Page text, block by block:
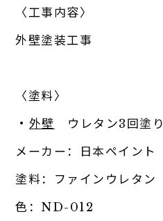
〈工事内容〉
外壁塗装工事
〈塗料〉
・ 外壁 ウレタン3回塗り
メーカー：日本ペイント
塗料：ファインウレタン
色：ND-012